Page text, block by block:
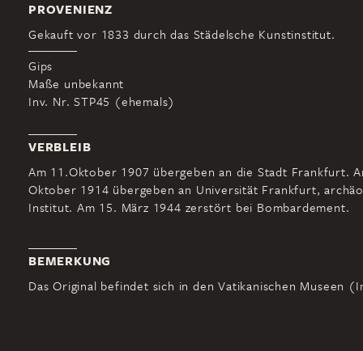
PROVENIENZ
Gekauft vor 1833 durch das Städelsche Kunstinstitut.
Gips
Maße unbekannt
Inv. Nr. STP45 (ehemals)
VERBLEIB
Am 11.Oktober 1907 übergeben an die Stadt Frankfurt.
Oktober 1914 übergeben an Universität Frankfurt,
Institut. Am 15. März 1944 zerstört bei Bombardement.
BEMERKUNG
Das Original befindet sich in den Vatikanischen Museen